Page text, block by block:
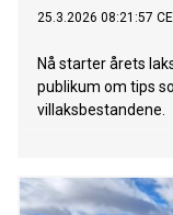
25.3.2026 08:21:57
Nå starter årets
publikum om tips
villaksbestandene.